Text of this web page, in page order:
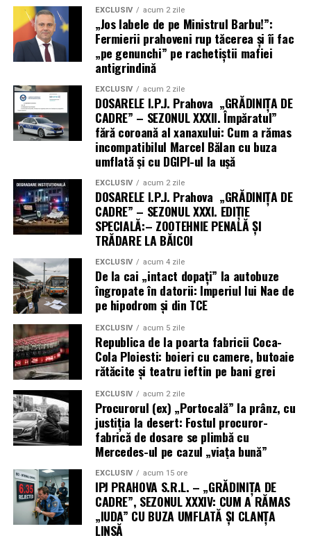
EXCLUSIV acum 2 zile
„Jos labele de pe Ministrul Barbu!”:
Fermierii prahoveni rup tăcerea și îi fac
„pe genunchi” pe rachetiștii mafiei
antigrindină
EXCLUSIV acum 2 zile
DOSARELE I.P.J. Prahova „GRĂDINIȚA DE
CADRE” – SEZONUL XXXII. Împăratul”
fără coroană al xanaxului: Cum a rămas
incompatibilul Marcel Bălan cu buza
umflată și cu DGIPI-ul la ușă
EXCLUSIV acum 2 zile
DOSARELE I.P.J. Prahova „GRĂDINIȚA DE
CADRE” – SEZONUL XXXI. EDIȚIE
SPECIALĂ:– ZOOTEHNIE PENALĂ ȘI
TRĂDARE LA BĂICOI
EXCLUSIV acum 4 zile
De la cai „intact dopați” la autobuze
îngropate în datorii: Imperiul lui Nae de
pe hipodrom și din TCE
EXCLUSIV acum 5 zile
Republica de la poarta fabricii Coca-
Cola Ploiesti: boieri cu camere, butoaie
rătăcite și teatru ieftin pe bani grei
EXCLUSIV acum 2 zile
Procurorul (ex) „Portocală” la prânz, cu
justiția la desert: Fostul procuror-
fabrică de dosare se plimbă cu
Mercedes-ul pe cazul „viața bună”
EXCLUSIV acum 15 ore
IPJ PRAHOVA S.R.L. – „GRĂDINIȚA DE
CADRE”, SEZONUL XXXIV: CUM A RĂMAS
„IUDA” CU BUZA UMFLATĂ ȘI CLANȚA
LINSĂ